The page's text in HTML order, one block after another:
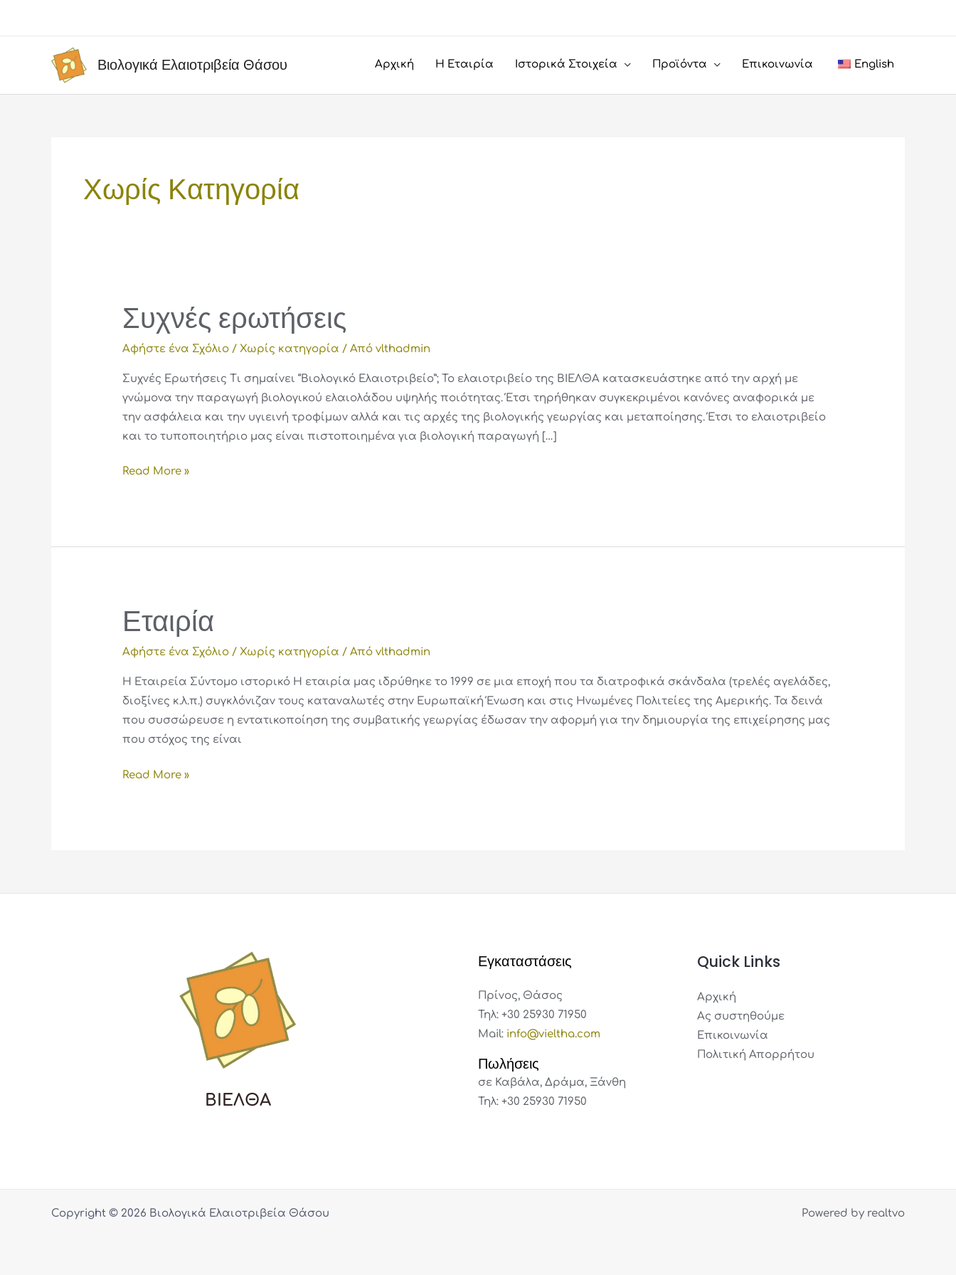
περιεχόμενο
Βιολογικά Ελαιοτριβεία Θάσου Αρχική Η Εταιρία Ιστορικά Στοιχεία Προϊόντα Επικοινωνία English
Χωρίς Κατηγορία
Συχνές ερωτήσεις
Αφήστε ένα Σχόλιο /Χωρίς κατηγορία / Απόvlthadmin
Συχνές Ερωτήσεις​ Τι σημαίνει “Βιολογικό Ελαιοτριβείο”; Το ελαιοτριβείο της ΒΙΕΛΘΑ κατασκευάστηκε από την αρχή με
γνώμονα την παραγωγή βιολογικού ελαιολάδου υψηλής ποιότητας. Έτσι τηρήθηκαν συγκεκριμένοι κανόνες αναφορικά με
την ασφάλεια και την υγιεινή τροφίμων αλλά και τις αρχές της βιολογικής γεωργίας και μεταποίησης. Έτσι το ελαιοτριβείο
και το τυποποιητήριο μας είναι πιστοποιημένα για βιολογική παραγωγή […]
Συχνές
ερωτήσεις
Read More »
Εταιρία
Αφήστε ένα Σχόλιο /Χωρίς κατηγορία / Απόvlthadmin
Η Εταιρεία Σύντομο ιστορικό Η εταιρία μας ιδρύθηκε το 1999 σε μια εποχή που τα διατροφικά σκάνδαλα (τρελές αγελάδες,
διοξίνες κ.λ.π.) συγκλόνιζαν τους καταναλωτές στην Ευρωπαϊκή Ένωση και στις Ηνωμένες Πολιτείες της Αμερικής. Τα δεινά
που συσσώρευσε η εντατικοποίηση της συμβατικής γεωργίας έδωσαν την αφορμή για την δημιουργία της επιχείρησης μας
που στόχος της είναι
Εταιρία
Read More »
ΒΙΕΛΘΑ
Εγκαταστάσεις
Πρίνος, Θάσος
Τηλ: +30 25930 71950
Mail: info@vieltha.com
Πωλήσεις
σε Καβάλα, Δράμα, Ξάνθη
Τηλ: +30 25930 71950
Quick Links
Αρχική
Ας συστηθούμε
Επικοινωνία
Πολιτική Απορρήτου
Copyright © 2026 Βιολογικά Ελαιοτριβεία Θάσου Powered by realtvo